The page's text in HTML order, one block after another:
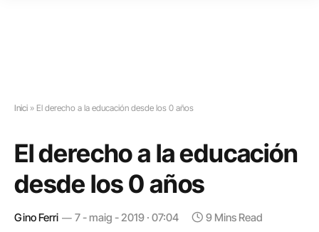
Inici » El derecho a la educación desde los 0 años
El derecho a la educación
desde los 0 años
Gino Ferri 7 - maig - 2019 · 07:04 9 Mins Read